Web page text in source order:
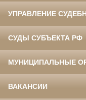
УПРАВЛЕНИЕ
СУДЫ СУБЪЕКТА РФ
МУНИЦИПАЛЬНЫЕ
ВАКАНСИИ